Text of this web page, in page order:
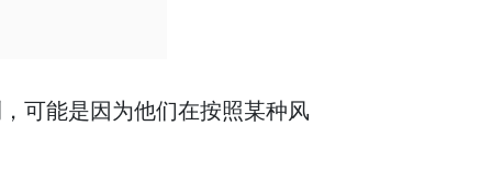
可能是因为他们在按照某种风